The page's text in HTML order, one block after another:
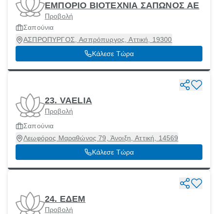
ΕΜΠΟΡΙΟ ΒΙΟΤΕΧΝΙΑ ΣΑΠΩΝΟΣ ΑΕ
Προβολή
Σαπούνια
ΑΣΠΡΟΠΥΡΓΟΣ, Ασπρόπυργος, Αττική, 19300
Κάλεσε Τώρα
23. VAELIA
Προβολή
Σαπούνια
Λεωφόρος Μαραθώνος 79, Άνοιξη, Αττική, 14569
Κάλεσε Τώρα
24. ΕΔΕΜ
Προβολή